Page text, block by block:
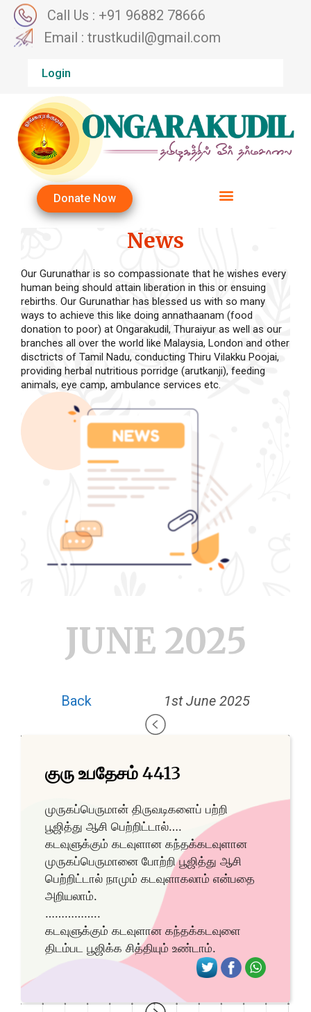
Call Us : +91 96882 78666
Email : trustkudil@gmail.com
Login
Donate Now
News
Our Gurunathar is so compassionate that he wishes every
human being should attain liberation in this or ensuing
rebirths. Our Gurunathar has blessed us with so many
ways to achieve this like doing annathaanam (food
donation to poor) at Ongarakudil, Thuraiyur as well as our
branches all over the world like Malaysia, London and other
disctricts of Tamil Nadu, conducting Thiru Vilakku Poojai,
providing herbal nutritious porridge (arutkanji), feeding
animals, eye camp, ambulance services etc.
JUNE 2025
Back 1st June 2025
குரு உபதேசம் 4413
முருகப்பெருமான் திருவடிகளைப் பற்றி
பூஜித்து ஆசி பெற்றிட்டால்….
கடவுளுக்கும் கடவுளான கந்தக்கடவுளான
முருகப்பெருமானை போற்றி பூஜித்து ஆசி
பெற்றிட்டால் நாமும் கடவுளாகலாம் என்பதை
அறியலாம்.
……………..
கடவுளுக்கும் கடவுளான கந்தக்கடவுளை
திடம்பட பூஜிக்க சித்தியும் உண்டாம்.